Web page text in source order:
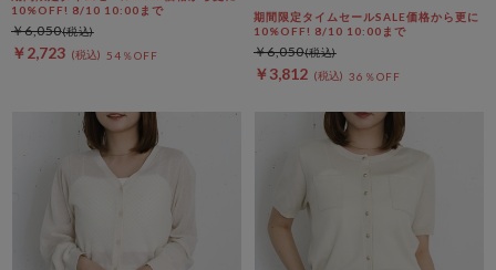
10%OFF! 8/10 10:00まで
￥2,723 54％OFF
￥6,050
期間限定タイムセールSALE価格から更に
10%OFF! 8/10 10:00まで
￥3,812 36％OFF
￥6,050